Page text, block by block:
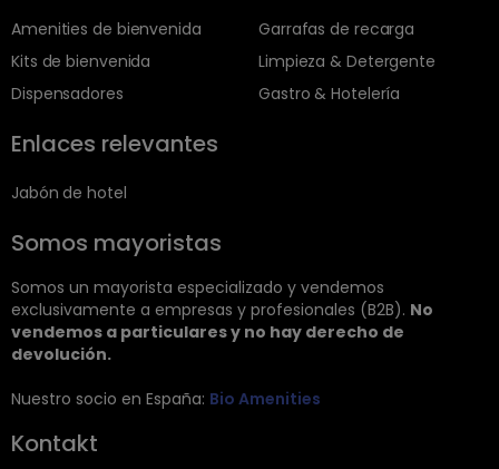
Amenities de bienvenida
Kits de bienvenida
Dispensadores
Garrafas de recarga
Limpieza & Detergente
Gastro & Hotelería
Enlaces relevantes
Jabón de hotel
Somos mayoristas
Somos un mayorista especializado y vendemos
exclusivamente a empresas y profesionales (B2B). No
vendemos a particulares y no hay derecho de
devolución.
Nuestro socio en España: Bio Amenities
Kontakt